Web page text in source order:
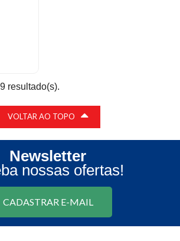
resultado(s).
VOLTAR AO TOPO
Newsletter
nossas ofertas!
CADASTRAR E-MAIL